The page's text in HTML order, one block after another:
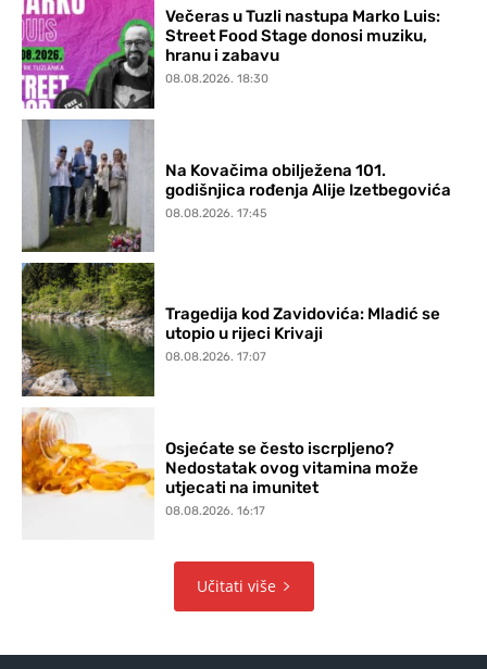
Večeras u Tuzli nastupa Marko Luis:
Street Food Stage donosi muziku,
hranu i zabavu
08.08.2026. 18:30
Na Kovačima obilježena 101.
godišnjica rođenja Alije Izetbegovića
08.08.2026. 17:45
Tragedija kod Zavidovića: Mladić se
utopio u rijeci Krivaji
08.08.2026. 17:07
Osjećate se često iscrpljeno?
Nedostatak ovog vitamina može
utjecati na imunitet
08.08.2026. 16:17
Učitati više